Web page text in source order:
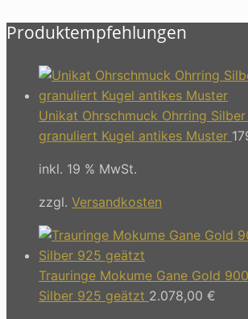
Produktempfehlungen
Unikat Ohrschmuck Ohrring
granuliert Kugel antikes Muster
inkl. 19 % MwSt.
zzgl. Versandkosten
Trauringe Mokume Gane Gold
Silber 925 geätzt 2.078,00 €